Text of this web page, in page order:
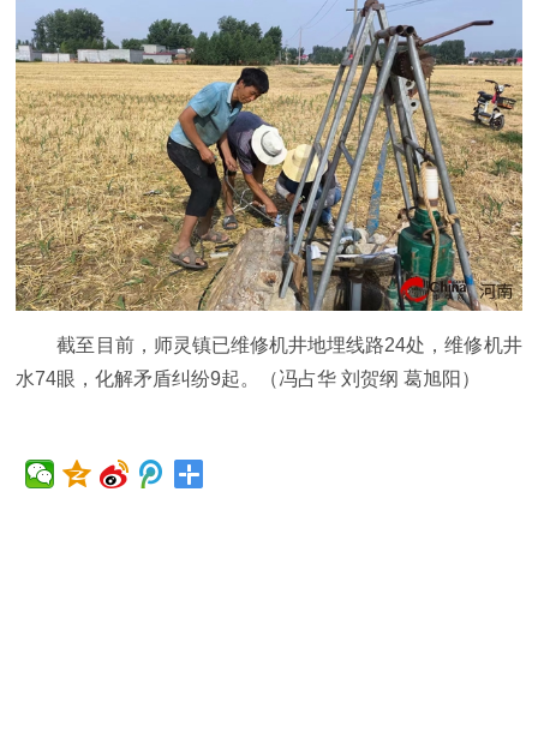
截至目前，师灵镇已维修机井地埋线路24处，维修机井
水74眼，化解矛盾纠纷9起。（冯占华 刘贺纲 葛旭阳）